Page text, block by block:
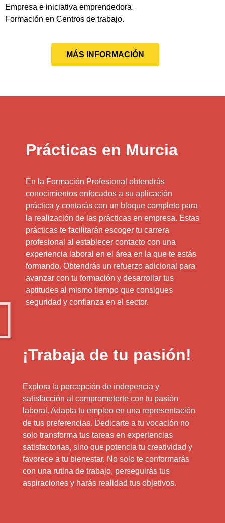
Empresa e iniciativa emprendedora.
Formación en Centros de trabajo.
MÁS INFORMACIÓN
Prácticas en Murcia
En la Formación Profesional obtendrás
conocimientos enfocados a su aplicación
práctica y contarás con un bloque completo para
la realización de las prácticas en empresa. Estas
prácticas te facilitarán escoger tu carrera
profesional al establecer contacto con una
experiencia laboral en el área en la que te estás
formando. Obtendrás un refuerzo adicional para
avanzar con tu formación y desarrollar tus
aptitudes al mismo tiempo que consigues
seguridad y confianza en el sector.
¡Trabaja de tu pasión!
Explora la percepción de indepencia y
satisfacción al comprometerte con tu pasión
laboral. Adapta tu empleo en una representación
de tus preferencias. Dedicarte a tu vocación no
solo transforma tus tareas en experiencias
satisfactorias, sino que potencia tu creatividad y
favorece a tu bienestar. No solo te conformarás
con una rutina de trabajo, perseguirás tus
aspiraciones y harás realidad tus objetivos.